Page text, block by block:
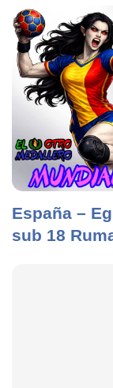
España –
sub 18